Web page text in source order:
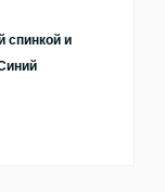
спинкой и